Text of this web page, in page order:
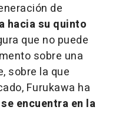
de
hacia su quinto
que no puede
sobre una
sobre la que
Furukawa ha
encuentra en la